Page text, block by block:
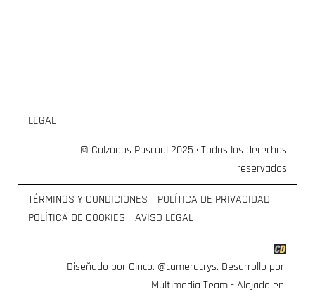
LEGAL
© Calzados Pascual 2025 · Todos los derechos
reservados
TÉRMINOS Y CONDICIONES
POLÍTICA DE PRIVACIDAD
POLÍTICA DE COOKIES
AVISO LEGAL
Diseñado por Cinco. @cameracrys. Desarrollo por
Multimedia Team- Alojado en